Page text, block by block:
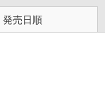
発売日順